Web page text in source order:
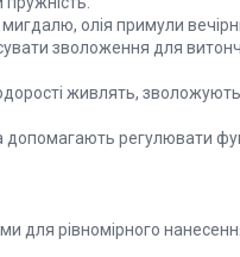
олія примули
зволоження для
живлять, зволожують
допомагають регулювати
для рівномірного